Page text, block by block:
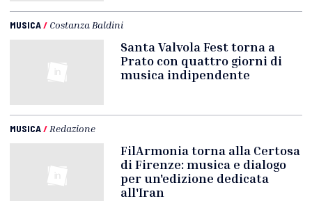
MUSICA/ Costanza Baldini
Santa Valvola Fest torna a
Prato con quattro giorni di
musica indipendente
MUSICA/ Redazione
FilArmonia torna alla Certosa
di Firenze: musica e dialogo
per un'edizione dedicata
all'Iran